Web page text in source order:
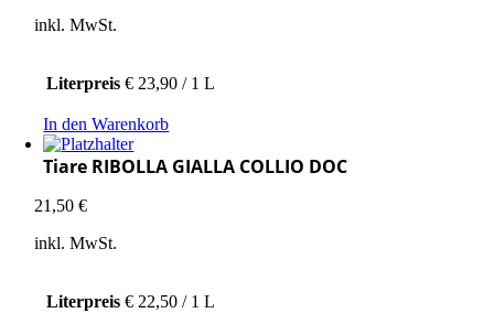
inkl. MwSt.
Literpreis € 23,90 / 1 L
In den Warenkorb
Tiare RIBOLLA GIALLA COLLIO DOC
21,50€
inkl. MwSt.
Literpreis € 22,50 / 1 L